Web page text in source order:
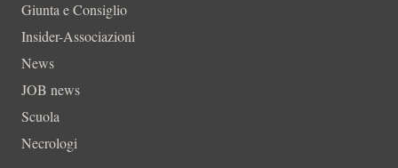
Giunta e Consiglio
Insider-Associazioni
News
JOB news
Scuola
Necrologi